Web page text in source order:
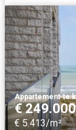
Appartement·te
€ 249.000
€ 5.413/m²